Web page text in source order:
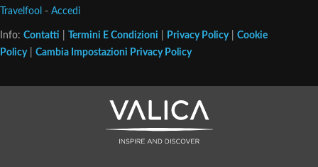
Travelfool - Accedi
Info: Contatti Termini E Condizioni Privacy Policy| Cookie
Policy| Cambia Impostazioni Privacy Policy